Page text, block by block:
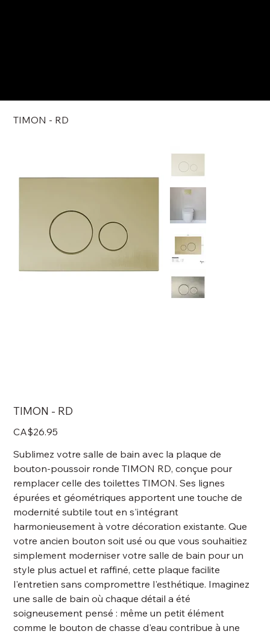
TIMON - RD
TIMON - RD
Price
CA$26.95
Sublimez votre salle de bain avec la plaque de
bouton-poussoir ronde TIMON RD, conçue pour
remplacer celle des toilettes TIMON. Ses lignes
épurées et géométriques apportent une touche de
modernité subtile tout en s'intégrant
harmonieusement à votre décoration existante. Que
votre ancien bouton soit usé ou que vous souhaitiez
simplement moderniser votre salle de bain pour un
style plus actuel et raffiné, cette plaque facilite
l'entretien sans compromettre l'esthétique. Imaginez
une salle de bain où chaque détail a été
soigneusement pensé : même un petit élément
comme le bouton de chasse d'eau contribue à une